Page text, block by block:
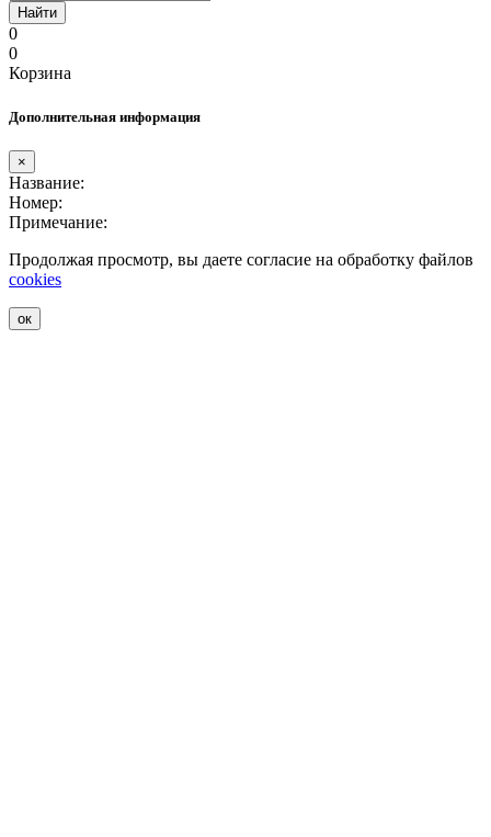
Найти
0
0
Корзина
Дополнительная информация
×
Название:
Номер:
Примечание:
Продолжая просмотр, вы даете согласие на обработку файлов
cookies
ок